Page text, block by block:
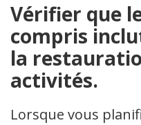
Vérifier que
compris
la
activités.
Lorsque vous